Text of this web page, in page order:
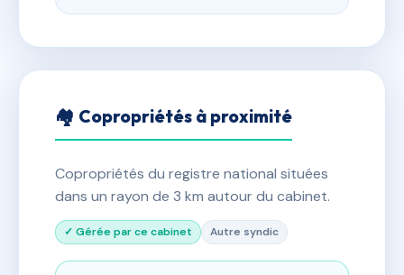
🏘 Copropriétés à proximité
Copropriétés du registre national situées
dans un rayon de 3 km autour du cabinet.
✓ Gérée par ce cabinet Autre syndic